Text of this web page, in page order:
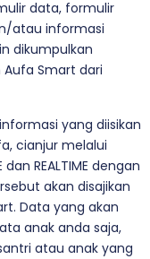
data, formulir
atau informasi
dikumpulkan
Smart dari
yang diisikan
cianjur melalui
REALTIME dengan
akan disajikan
Data yang akan
anak anda saja,
atau anak yang